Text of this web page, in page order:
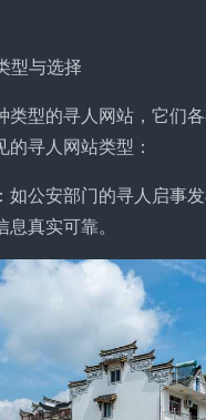
型与选择
类型的寻人网站，它们
的寻人网站类型：
：如公安部门的寻人启事
真实可靠。